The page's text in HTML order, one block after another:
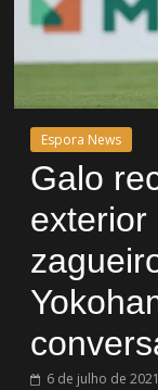
Espora News
Galo
exterior
6 de julho de 2021